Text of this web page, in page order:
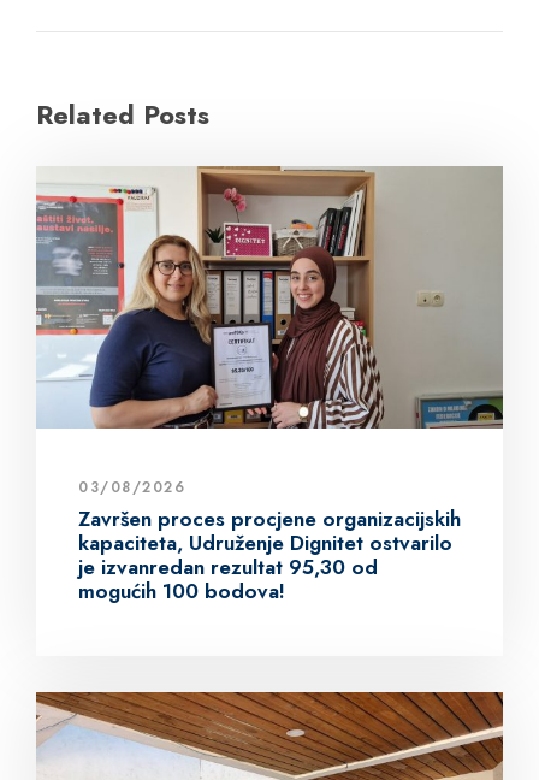
Related Posts
03/08/2026
Završen proces procjene organizacijskih
kapaciteta, Udruženje Dignitet ostvarilo
je izvanredan rezultat 95,30 od
mogućih 100 bodova!